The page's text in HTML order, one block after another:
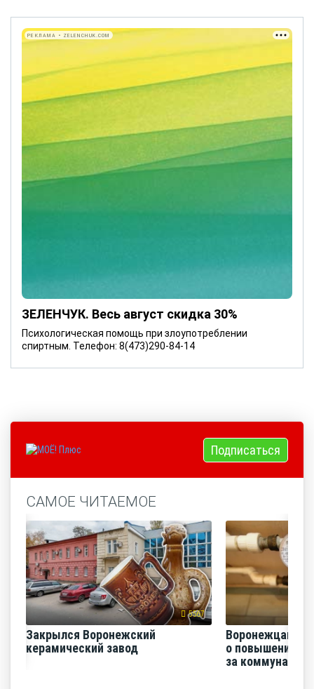
ЗЕЛЕНЧУК. Весь август скидка 30%
Психологическая помощь при злоупотреблении
спиртным. Телефон: 8(473)290-84-14
РЕКЛАМА • ZELENCHUK.COM
Подписаться
САМОЕ ЧИТАЕМОЕ
5567
Закрылся Воронежский
керамический завод
Воронежцам
о повышении
за